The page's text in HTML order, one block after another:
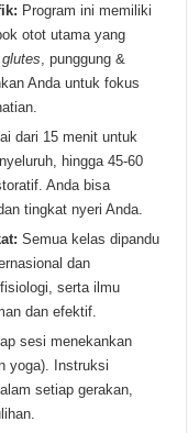
Program ini memiliki
otot utama yang
glutes , punggung &
Anda untuk fokus
dari 15 menit untuk
hingga 45-60
Anda bisa
tingkat nyeri Anda.
Semua kelas dipandu
dan
serta ilmu
dan efektif.
sesi menekankan
yoga). Instruksi
setiap gerakan,